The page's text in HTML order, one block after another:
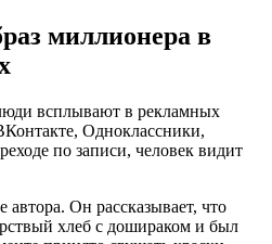
миллионера в
всплывают в рекламных
Одноклассники,
по записи, человек видит
автора. Он рассказывает, что
хлеб с дошираком и был